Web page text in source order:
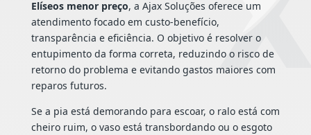
Elíseos menor preço, a Ajax Soluções oferece um
atendimento focado em custo-benefício,
transparência e eficiência. O objetivo é resolver o
entupimento da forma correta, reduzindo o risco de
retorno do problema e evitando gastos maiores com
reparos futuros.
Se a pia está demorando para escoar, o ralo está com
cheiro ruim, o vaso está transbordando ou o esgoto